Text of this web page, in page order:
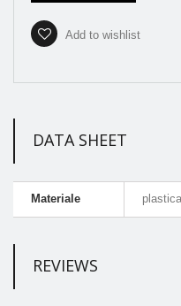
Add to wishlist
DATA SHEET
Materiale
REVIEWS